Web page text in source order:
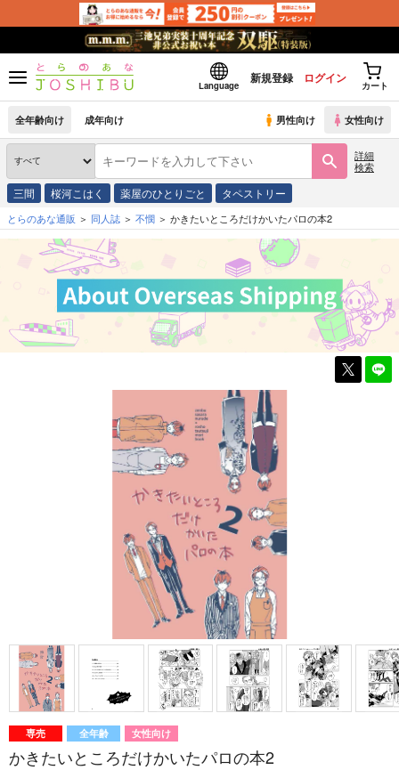
Language
新規登録 ログイン
カート
全年齢向け 成年向け 男性向け 女性向け
詳細
検索
三間 桜河こはく 薬屋のひとりごと タペストリー
とらのあな通販 同人誌 不憫 かきたいところだけかいたパロの本2
専売 全年齢 女性向け
かきたいところだけかいたパロの本2